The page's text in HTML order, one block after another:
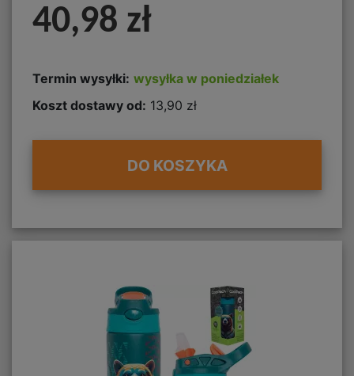
40,98 zł
Termin wysyłki: wysyłka w poniedziałek
Koszt dostawy od: 13,90 zł
DO KOSZYKA